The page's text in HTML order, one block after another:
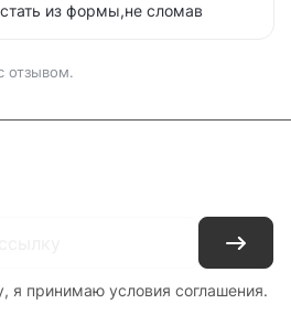
из формы,не сломав
отзывом.
я принимаю условия соглашения.